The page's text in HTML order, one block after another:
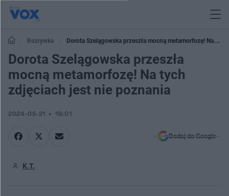
Rozrywka
Dorota Szelągowska przeszła mocną metamorfozę! Na tych
zdjęciach jest nie poznania
Dorota Szelągowska przeszła
mocną metamorfozę! Na tych
zdjęciach jest nie poznania
2024-05-21 16:01
Dodaj do Google
K.T.